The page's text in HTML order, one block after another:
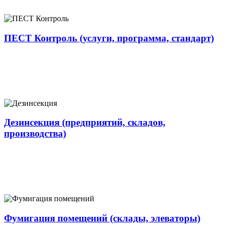
ПЕСТ Контроль (услуги, программа, стандарт)
Дезинсекция (предприятий, складов,
производства)
Фумигация помещений (склады, элеваторы)